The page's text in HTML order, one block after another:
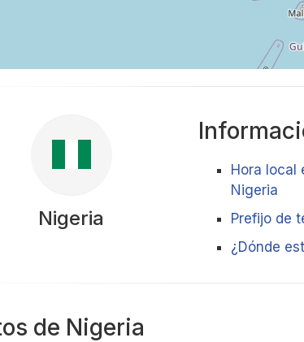
Nigeria
Hora local
Nigeria
Prefijo de
¿Dónde
de Nigeria